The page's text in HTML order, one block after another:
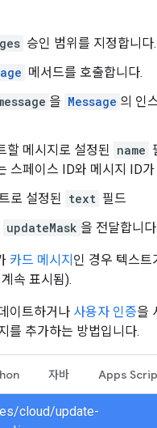
승인 범위를 지정합니다.
메서드를 호출합니다.
을 Message 의 인
할 메시지로 설정된 name
스페이스 ID와 메시지 ID
로 설정된 text 필드
updateMask 을 전달합니다.
카드 메시지 인 경우 텍스트
속 표시됨).
이트하거나 사용자 인증을
를 추가하는 방법입니다.
자바 Apps
cloud/update-